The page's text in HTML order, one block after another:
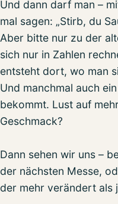
Und dann darf man –
mal sagen: „Stirb, du
Aber bitte nur zu der
sich nur in Zahlen
entsteht dort, wo man
Und manchmal auch
bekommt. Lust auf
Geschmack?
Dann sehen wir uns –
der nächsten Messe,
der mehr verändert als